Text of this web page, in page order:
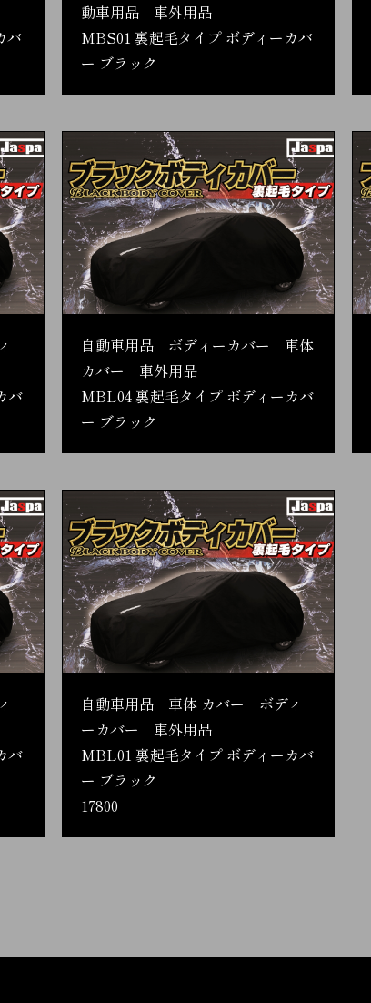
バ
動車用品 車外用品
MBS01 裏起毛タイプ ボディーカバ
ー ブラック
バ
自動車用品 ボディーカバー 車体
カバー 車外用品
MBL04 裏起毛タイプ ボディーカバ
ー ブラック
バ
自動車用品 車体 カバー ボディ
ーカバー 車外用品
MBL01 裏起毛タイプ ボディーカバ
ー ブラック
17800